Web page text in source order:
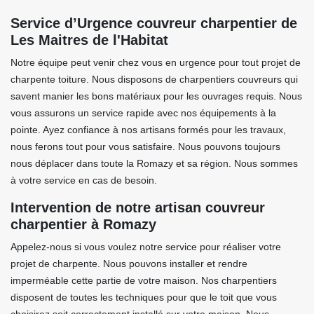
Service d’Urgence couvreur charpentier de
Les Maitres de l'Habitat
Notre équipe peut venir chez vous en urgence pour tout projet de
charpente toiture. Nous disposons de charpentiers couvreurs qui
savent manier les bons matériaux pour les ouvrages requis. Nous
vous assurons un service rapide avec nos équipements à la
pointe. Ayez confiance à nos artisans formés pour les travaux,
nous ferons tout pour vous satisfaire. Nous pouvons toujours
nous déplacer dans toute la Romazy et sa région. Nous sommes
à votre service en cas de besoin.
Intervention de notre artisan couvreur
charpentier à Romazy
Appelez-nous si vous voulez notre service pour réaliser votre
projet de charpente. Nous pouvons installer et rendre
imperméable cette partie de votre maison. Nos charpentiers
disposent de toutes les techniques pour que le toit que vous